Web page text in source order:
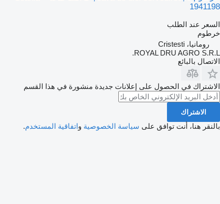
1941198
السعر عند الطلب
خرطوم
رومانيا، Cristesti
ROYAL DRU AGRO S.R.L.
الاتصال بالبائع
الاشتراك في الحصول على إعلانات جديدة منشورة في هذا القسم
الاشتراك
بالنقر هنا، أنت توافق على سياسة الخصوصية واتفاقية المستخدم.